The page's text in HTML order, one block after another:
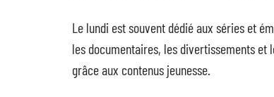
Le lundi est souvent dédié aux séries et
les documentaires, les divertissements
grâce aux contenus jeunesse.